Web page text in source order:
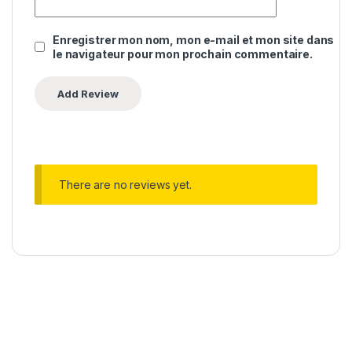
Enregistrer mon nom, mon e-mail et mon site dans
le navigateur pour mon prochain commentaire.
There are no reviews yet.